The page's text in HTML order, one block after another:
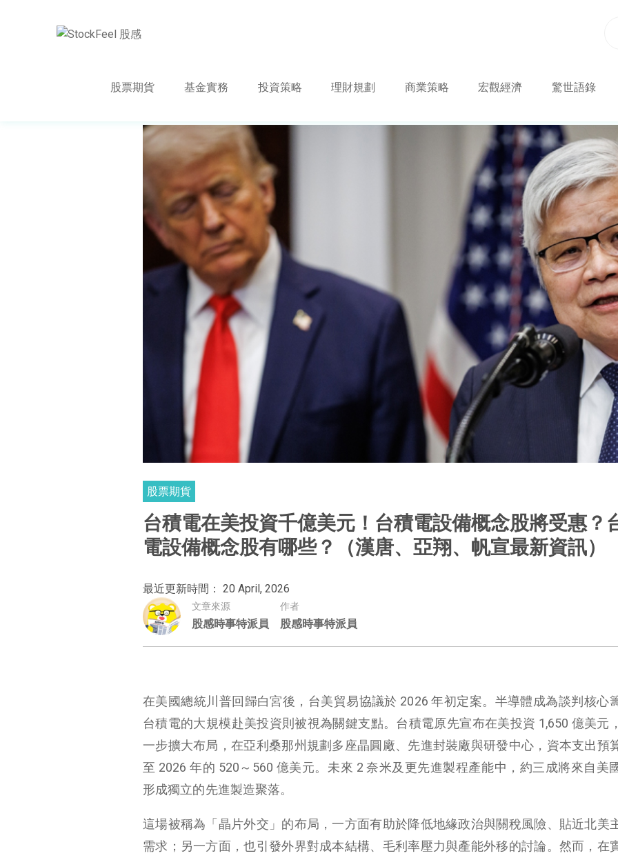
股票期貨 基金實務 投資策略 理財規劃 商業策略 宏觀經濟 驚世語錄
股票期貨
台積電在美投資千億美元！台積電設備概念股將受惠？
電設備概念股有哪些？（漢唐、亞翔、帆宣最新資訊）
最近更新時間： 20 April, 2026
文章來源
股感時事特派員
作者
股感時事特派員
在美國總統川普回歸白宮後，台美貿易協議於 2026 年初定案。半導體成為談判核心
台積電的大規模赴美投資則被視為關鍵支點。台積電原先宣布在美投資 1,650 億美元
一步擴大布局，在亞利桑那州規劃多座晶圓廠、先進封裝廠與研發中心，資本支出預
至 2026 年的 520～560 億美元。未來 2 奈米及更先進製程產能中，約三成將來自美
形成獨立的先進製造聚落。
這場被稱為「晶片外交」的布局，一方面有助於降低地緣政治與關稅風險、貼近北美
需求；另一方面，也引發外界對成本結構、毛利率壓力與產能外移的討論。然而，在